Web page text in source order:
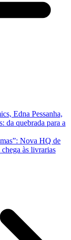
Edna Pessanha,
da quebrada para a
Nova HQ de
às livrarias